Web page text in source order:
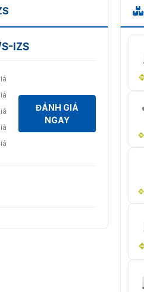
nhà và ngoài trời.
IZS
ĐÁNH GIÁ
NGAY